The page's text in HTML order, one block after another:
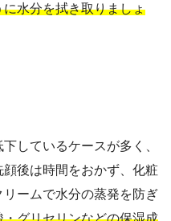
水分を拭き取りましょ
しているケースが多く、
後は時間をおかず、化粧
ームで水分の蒸発を防ぎ